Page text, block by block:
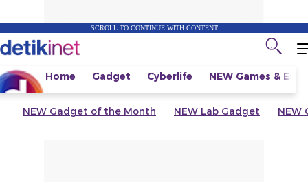
SCROLL TO CONTINUE WITH CONTENT
Home Gadget Cyberlife NEW Games &
NEW Gadget of the Month NEW Lab Gadget NEW